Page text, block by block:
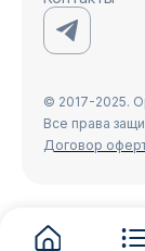
© 2017-2025.
Все права
Договор